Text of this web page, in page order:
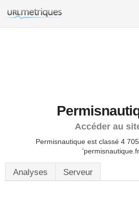
Accéder au
Permisnautique est classé 4
Analyses Serveur